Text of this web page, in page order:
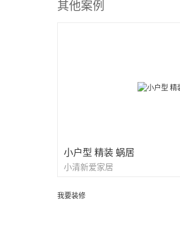
其他案例
小户型 精装 蜗居
小清新爱家居
我要装修